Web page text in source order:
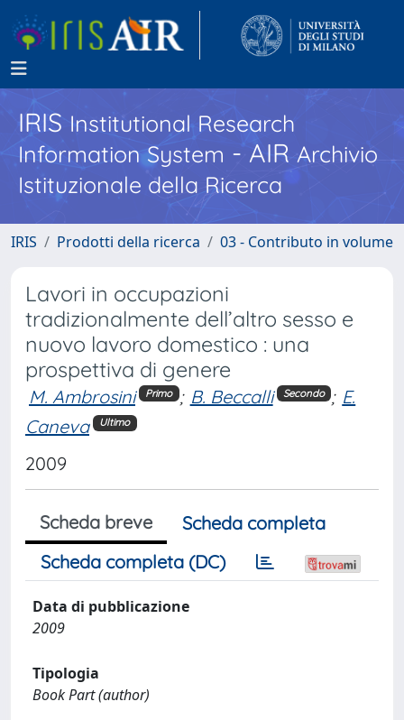
IRISInstitutional Research
Information System - AIR Archivio
Istituzionale della Ricerca
IRIS Prodotti della ricerca 03 - Contributo in volume
Lavori in occupazioni
tradizionalmente dell’altro sesso e
nuovo lavoro domestico : una
prospettiva di genere
M. Ambrosini Primo ; B. Beccalli Secondo ; E.
Caneva
Ultimo
2009
Scheda breve
Scheda completa
Scheda completa (DC)
Data di pubblicazione
2009
Tipologia
Book Part (author)